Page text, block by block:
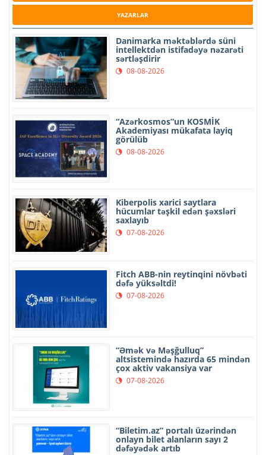
YAZARLAR
Danimarka məktəblərdə süni
intellektdən istifadəyə nəzarəti
sərtləşdirir
08-08-2026
“Azərkosmos”un KOSMİK
Akademiyası mükafata layiq
görülüb
08-08-2026
Kiberpolis xarici saytlara
hücumlar təşkil edən şəxsləri
saxlayıb
07-08-2026
Fitch ABB-nin reytinqini növbəti
dəfə yüksəltdi!
07-08-2026
“Əmək və Məşğulluq”
altsistemində hazırda 65 mindən
çox aktiv vakansiya var
07-08-2026
“Biletim.az” portalı üzərindən
onlayn bilet alanların sayı 2
dəfəyədək artıb